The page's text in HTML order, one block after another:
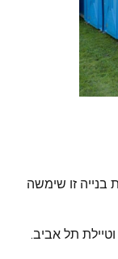
זו שימשה
תל אביב.